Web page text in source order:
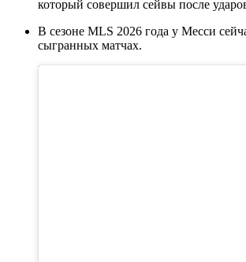
который совершил сейвы после
В сезоне MLS 2026 года у Месси
сыгранных матчах.